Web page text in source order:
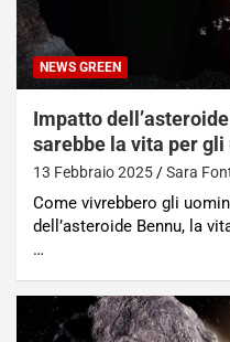
NEWS GREEN
Impatto
sarebbe la vita per gli
13 Febbraio 2025 Sara
Come vivrebbero gli
dell’asteroide Bennu, la
…